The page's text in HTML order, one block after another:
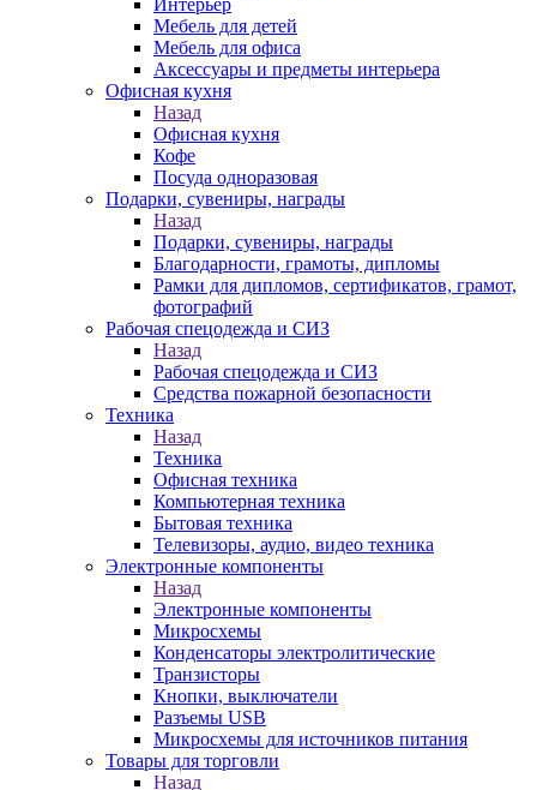
Интерьер
Мебель для детей
Мебель для офиса
Аксессуары и предметы интерьера
Офисная кухня
Назад
Офисная кухня
Кофе
Посуда одноразовая
Подарки, сувениры, награды
Назад
Подарки, сувениры, награды
Благодарности, грамоты, дипломы
Рамки для дипломов, сертификатов, грамот,
фотографий
Рабочая спецодежда и СИЗ
Назад
Рабочая спецодежда и СИЗ
Средства пожарной безопасности
Техника
Назад
Техника
Офисная техника
Компьютерная техника
Бытовая техника
Телевизоры, аудио, видео техника
Электронные компоненты
Назад
Электронные компоненты
Микросхемы
Конденсаторы электролитические
Транзисторы
Кнопки, выключатели
Разъемы USB
Микросхемы для источников питания
Товары для торговли
Назад